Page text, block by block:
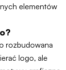
elementów
rozbudowana
logo, ale